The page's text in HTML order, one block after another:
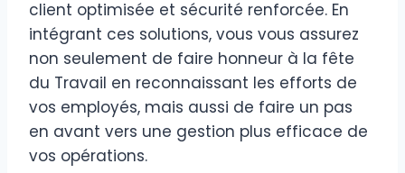
client optimisée et sécurité renforcée. En
intégrant ces solutions, vous vous assurez
non seulement de faire honneur à la fête
du Travail en reconnaissant les efforts de
vos employés, mais aussi de faire un pas
en avant vers une gestion plus efficace de
vos opérations.